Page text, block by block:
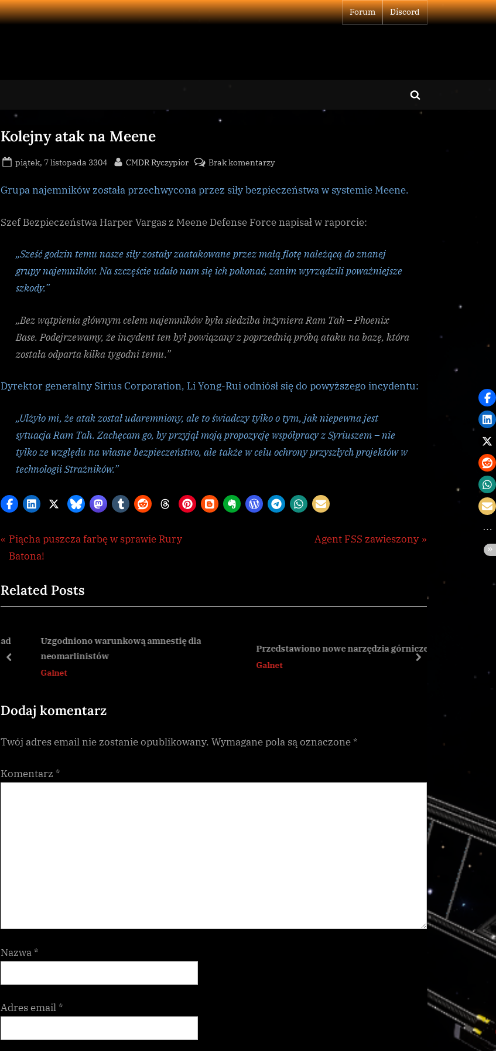
Forum Discord
Toggle
Kolejny atak na Meene
Posted
piątek, 7 listopada 3304 By
CMDR Ryczypior Brak komentarzydo
atak
Meene
Grupa najemników została przechwycona przez siły bezpieczeństwa w systemie Meene.
Szef Bezpieczeństwa Harper Vargas z Meene Defense Force napisał w raporcie:
„Sześć godzin temu nasze siły zostały zaatakowane przez małą flotę należącą do znanej
grupy najemników. Na szczęście udało nam się ich pokonać, zanim wyrządzili poważniejsze
szkody.”
„Bez wątpienia głównym celem najemników była siedziba inżyniera Ram Tah – Phoenix
Base. Podejrzewamy, że incydent ten był powiązany z poprzednią próbą ataku na bazę, która
została odparta kilka tygodni temu.”
Dyrektor generalny Sirius Corporation, Li Yong-Rui odniósł się do powyższego incydentu:
„Ulżyło mi, że atak został udaremniony, ale to świadczy tylko o tym, jak niepewna jest
sytuacja Ram Tah. Zachęcam go, by przyjął moją propozycję współpracy z Syriuszem – nie
tylko ze względu na własne bezpieczeństwo, ale także w celu ochrony przyszłych projektów w
technologii Strażników.”
Galnet
Nawigacja
P
r
v
i
u
s
s
:
Piącha puszcza farbę w sprawie Rury
Batona!
N
P
Agent FSS zawieszony
Related Posts
Uzgodniono warunkową amnestię dla
neomarlinistów
Galnet
Przedstawiono nowe narzędzia górnicze!
Galnet
prev next
Dodaj komentarz
Twój adres email nie zostanie opublikowany. Wymagane pola są oznaczone*
Komentarz *
Nazwa*
Adres email*